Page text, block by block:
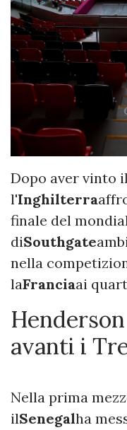
Dopo aver vinto
l'Inghilterra
finale del
diSouthgate
nella
laFranciaai
avanti i
Nella prima
ilSenegalha